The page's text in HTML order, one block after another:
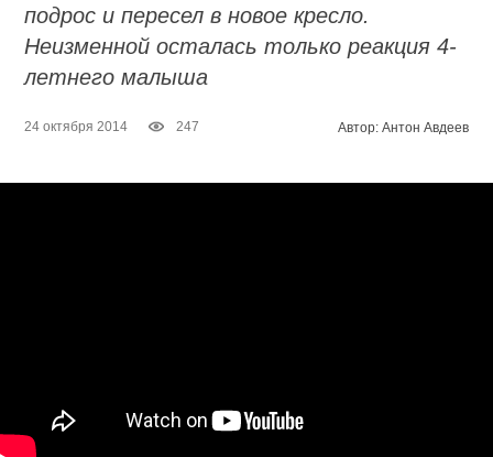
подрос и пересел в новое кресло.
Неизменной осталась только реакция 4-
летнего малыша
24 октября 2014 247 Автор: Антон Авдеев